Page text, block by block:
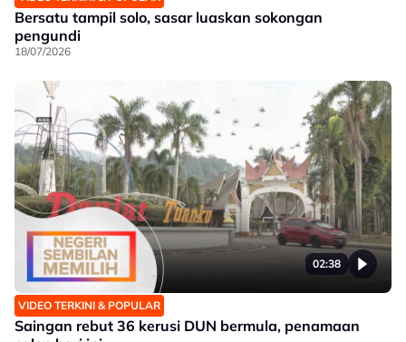
Bersatu tampil solo, sasar luaskan sokongan
pengundi
18/07/2026
02:38
VIDEO TERKINI & POPULAR
Saingan rebut 36 kerusi DUN bermula, penamaan